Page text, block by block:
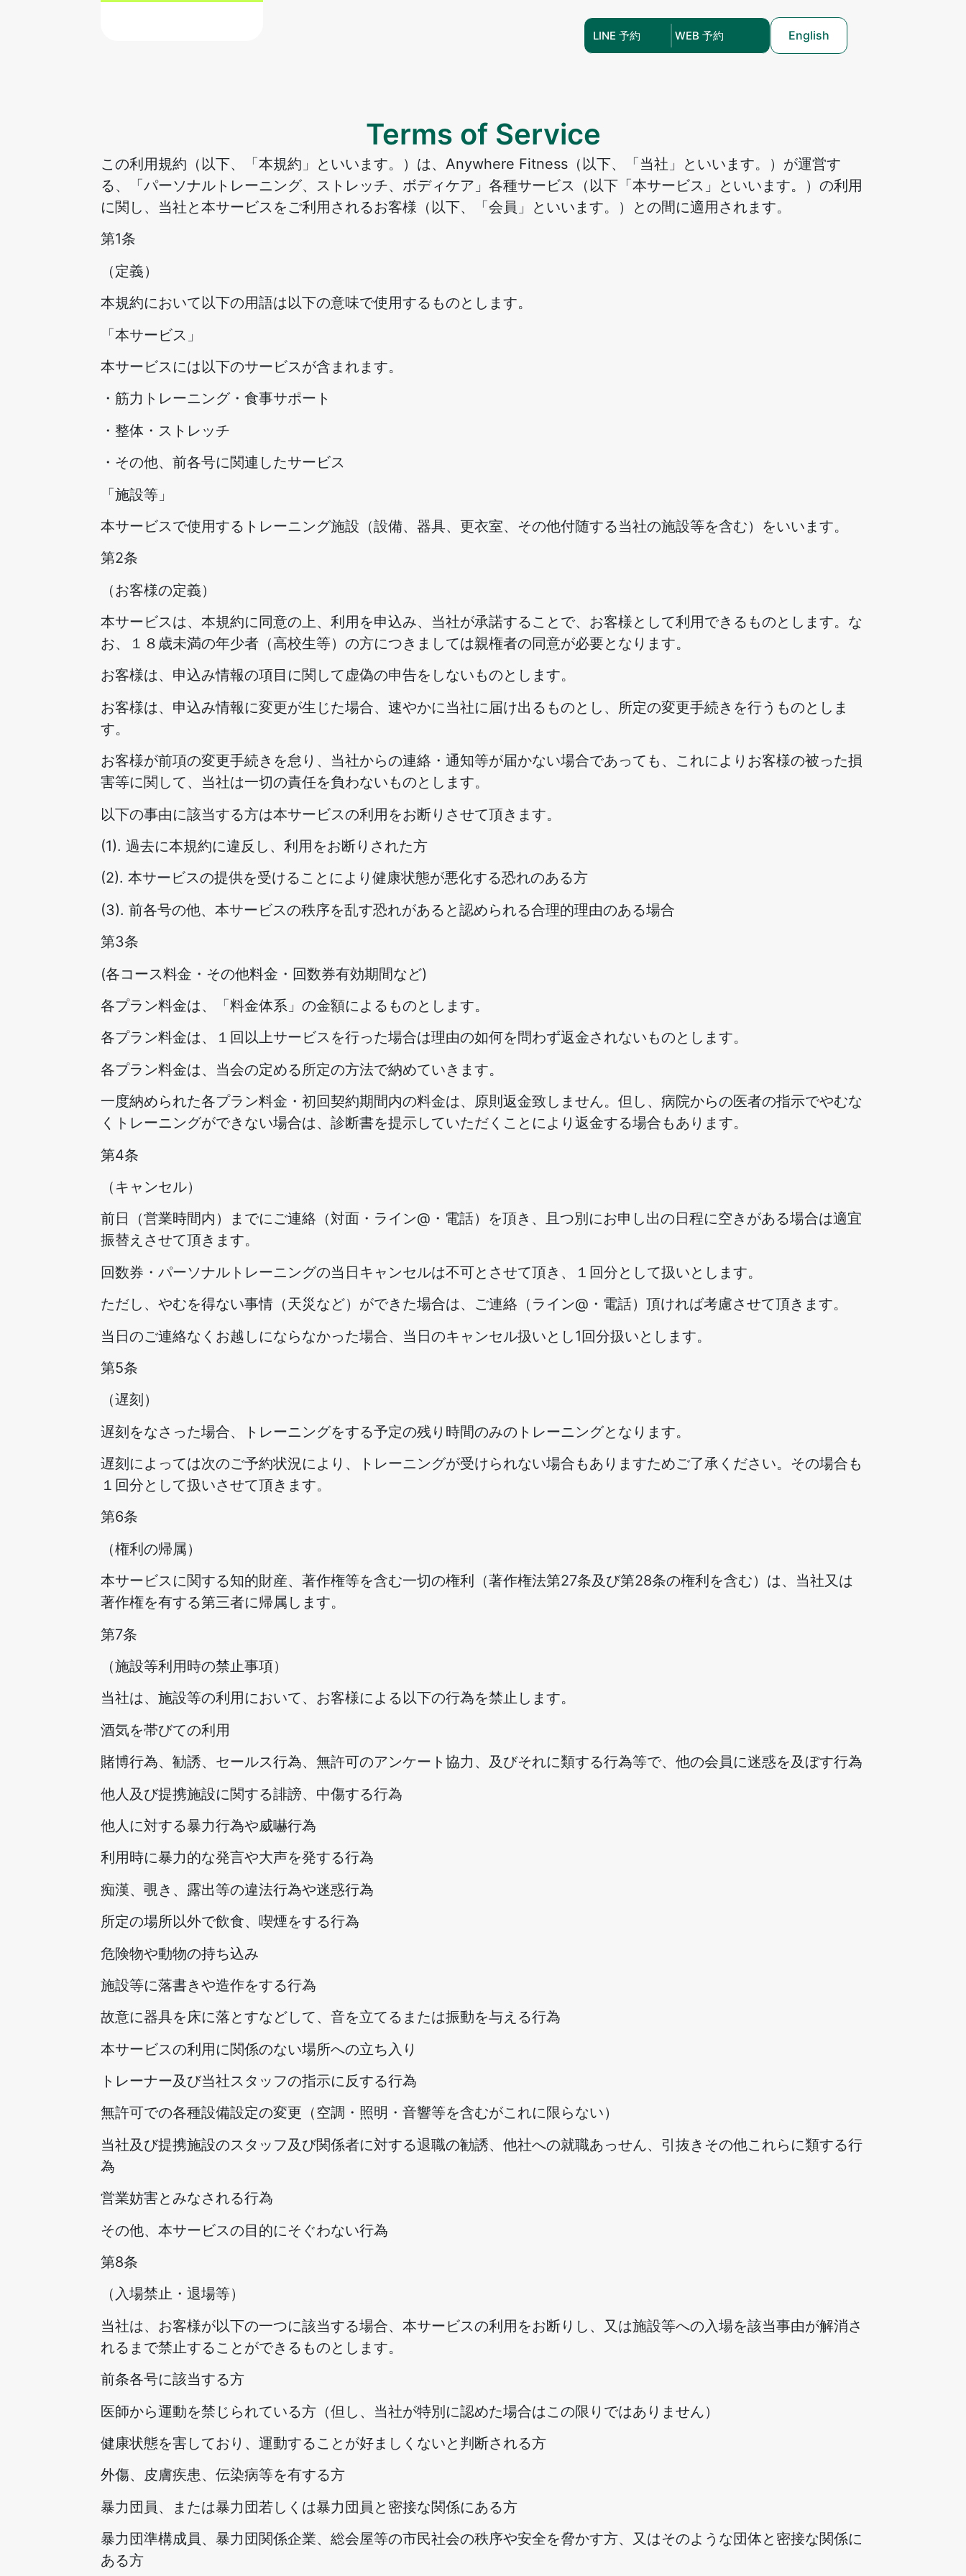
LINE 予約 WEB 予約 English
Terms of Service
この利用規約（以下、「本規約」といいます。）は、Anywhere Fitness（以下、「当社」といいます。）が運営す
る、「パーソナルトレーニング、ストレッチ、ボディケア」各種サービス（以下「本サービス」といいます。）の利用
に関し、当社と本サービスをご利用されるお客様（以下、「会員」といいます。）との間に適用されます。
第1条
（定義）
本規約において以下の用語は以下の意味で使用するものとします。
「本サービス」
本サービスには以下のサービスが含まれます。
・筋力トレーニング・食事サポート
・整体・ストレッチ
・その他、前各号に関連したサービス
「施設等」
本サービスで使用するトレーニング施設（設備、器具、更衣室、その他付随する当社の施設等を含む）をいいます。
第2条
（お客様の定義）
本サービスは、本規約に同意の上、利用を申込み、当社が承諾することで、お客様として利用できるものとします。な
お、１８歳未満の年少者（高校生等）の方につきましては親権者の同意が必要となります。
お客様は、申込み情報の項目に関して虚偽の申告をしないものとします。
お客様は、申込み情報に変更が生じた場合、速やかに当社に届け出るものとし、所定の変更手続きを行うものとしま
す。
お客様が前項の変更手続きを怠り、当社からの連絡・通知等が届かない場合であっても、これによりお客様の被った損
害等に関して、当社は一切の責任を負わないものとします。
以下の事由に該当する方は本サービスの利用をお断りさせて頂きます。
(1). 過去に本規約に違反し、利用をお断りされた方
(2). 本サービスの提供を受けることにより健康状態が悪化する恐れのある方
(3). 前各号の他、本サービスの秩序を乱す恐れがあると認められる合理的理由のある場合
第3条
(各コース料金・その他料金・回数券有効期間など)
各プラン料金は、「料金体系」の金額によるものとします。
各プラン料金は、１回以上サービスを行った場合は理由の如何を問わず返金されないものとします。
各プラン料金は、当会の定める所定の方法で納めていきます。
一度納められた各プラン料金・初回契約期間内の料金は、原則返金致しません。但し、病院からの医者の指示でやむな
くトレーニングができない場合は、診断書を提示していただくことにより返金する場合もあります。
第4条
（キャンセル）
前日（営業時間内）までにご連絡（対面・ライン@・電話）を頂き、且つ別にお申し出の日程に空きがある場合は適宜
振替えさせて頂きます。
回数券・パーソナルトレーニングの当日キャンセルは不可とさせて頂き、１回分として扱いとします。
ただし、やむを得ない事情（天災など）ができた場合は、ご連絡（ライン@・電話）頂ければ考慮させて頂きます。
当日のご連絡なくお越しにならなかった場合、当日のキャンセル扱いとし1回分扱いとします。
第5条
（遅刻）
遅刻をなさった場合、トレーニングをする予定の残り時間のみのトレーニングとなります。
遅刻によっては次のご予約状況により、トレーニングが受けられない場合もありますためご了承ください。その場合も
１回分として扱いさせて頂きます。
第6条
（権利の帰属）
本サービスに関する知的財産、著作権等を含む一切の権利（著作権法第27条及び第28条の権利を含む）は、当社又は
著作権を有する第三者に帰属します。
第7条
（施設等利用時の禁止事項）
当社は、施設等の利用において、お客様による以下の行為を禁止します。
酒気を帯びての利用
賭博行為、勧誘、セールス行為、無許可のアンケート協力、及びそれに類する行為等で、他の会員に迷惑を及ぼす行為
他人及び提携施設に関する誹謗、中傷する行為
他人に対する暴力行為や威嚇行為
利用時に暴力的な発言や大声を発する行為
痴漢、覗き、露出等の違法行為や迷惑行為
所定の場所以外で飲食、喫煙をする行為
危険物や動物の持ち込み
施設等に落書きや造作をする行為
故意に器具を床に落とすなどして、音を立てるまたは振動を与える行為
本サービスの利用に関係のない場所への立ち入り
トレーナー及び当社スタッフの指示に反する行為
無許可での各種設備設定の変更（空調・照明・音響等を含むがこれに限らない）
当社及び提携施設のスタッフ及び関係者に対する退職の勧誘、他社への就職あっせん、引抜きその他これらに類する行
為
営業妨害とみなされる行為
その他、本サービスの目的にそぐわない行為
第8条
（入場禁止・退場等）
当社は、お客様が以下の一つに該当する場合、本サービスの利用をお断りし、又は施設等への入場を該当事由が解消さ
れるまで禁止することができるものとします。
前条各号に該当する方
医師から運動を禁じられている方（但し、当社が特別に認めた場合はこの限りではありません）
健康状態を害しており、運動することが好ましくないと判断される方
外傷、皮膚疾患、伝染病等を有する方
暴力団員、または暴力団若しくは暴力団員と密接な関係にある方
暴力団準構成員、暴力団関係企業、総会屋等の市民社会の秩序や安全を脅かす方、又はそのような団体と密接な関係に
ある方